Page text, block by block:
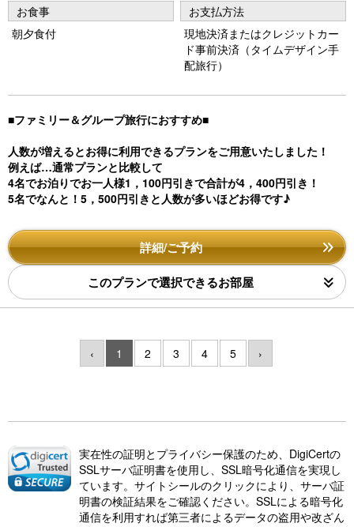
u
s
お食事
朝夕食付
お支払方法
現地決済またはクレジットカー
ド事前決済（タイムデザイン手
配旅行）
■ファミリー＆グループ旅行におすすめ■
人数が増えるとお得に利用できるプランをご用意いたしました！
例えば…通常プランと比較して
4名でお泊りでお一人様1，100円引きで合計が4，400円引き！
5名でなんと！5，500円引きと人数が多いほどお得です♪
詳細/ご予約
このプランで選択できるお部屋
‹ 1 2 3 4 5 ›
実在性の証明とプライバシー保護のため、DigiCertの
SSLサーバ証明書を使用し、SSL暗号化通信を実現し
ています。サイトシールのクリックにより、サーバ証
明書の検証結果をご確認ください。SSLによる暗号化
通信を利用すれば第三者によるデータの盗用や改ざん